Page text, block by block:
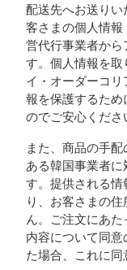
配送先へお送り
客さまの個人情報
営代行事業者から
す。個人情報を取
イ・オーダーコ
報を保護するため
のでご安心くださ
また、商品の手
ある韓国事業者に
す。提供される情
り、お客さまの
ん。ご注文にあ
内容について同
た場合、これに同